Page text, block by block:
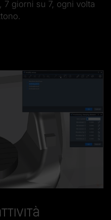
giorni su 7, ogni volta